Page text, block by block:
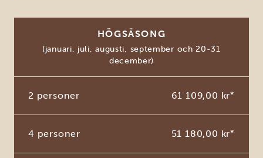
HÖGSÄSONG
(januari, juli, augusti, september och 20-31
december)
2 personer 61 109,00 kr*
4 personer 51 180,00 kr*